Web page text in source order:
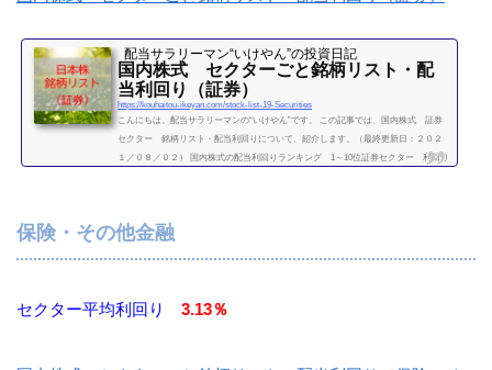
配当サラリーマン“いけやん”の投資日記 ​
国内株式 セクターごと銘柄リスト・配
当利回り（証券）
https://kouhaitou-ikeyan.com/stock-list-19-Securities
こんにちは。配当サラリーマンの“いけやん”です。 この記事では、国内株式 証券
セクター 銘柄リスト・配当利回りについて、紹介します。（最終更新日：２０２
１／０８／０２） 国内株式の配当利回りランキング 1～10位証券セクター 利回り
7あかつき本社3.75.08（２０２１／０...
続きを読む
保険・その他金融
セクター平均利回り 3.13％